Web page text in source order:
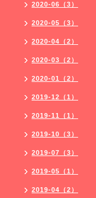
2020-06（3）
2020-05（3）
2020-04（2）
2020-03（2）
2020-01（2）
2019-12（1）
2019-11（1）
2019-10（3）
2019-07（3）
2019-05（1）
2019-04（2）